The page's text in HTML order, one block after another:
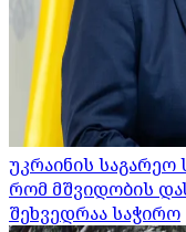
უკრაინის საგარეო
რომ მშვიდობის
შეხვედრაა საჭირო